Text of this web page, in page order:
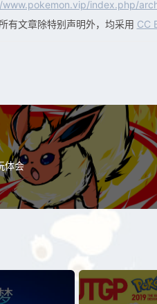
index.php/
有文章除特别声明外，均采用 CC
体会